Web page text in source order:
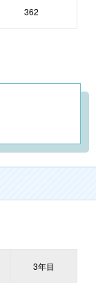
362
3年目